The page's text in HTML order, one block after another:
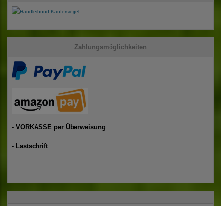
Zahlungsmöglichkeiten
- VORKASSE per Überweisung
- Lastschrift